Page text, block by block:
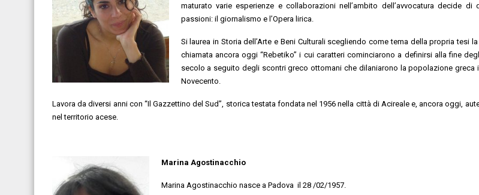
maturato varie esperienze e collaborazioni nell’ambito dell’avvocatura decide di
passioni: il giornalismo e l’Opera lirica.
Si laurea in Storia dell’Arte e Beni Culturali scegliendo come tema della propria tesi
chiamata ancora oggi “Rebetiko” i cui caratteri cominciarono a definirsi alla fine
secolo a seguito degli scontri greco ottomani che dilaniarono la popolazione greca
Novecento.
Lavora da diversi anni con “Il Gazzettino del Sud”, storica testata fondata nel 1956 nella città di Acireale e, ancora oggi,
nel territorio acese.
Marina Agostinacchio
Marina Agostinacchio nasce a Padova il 28 /02/1957.